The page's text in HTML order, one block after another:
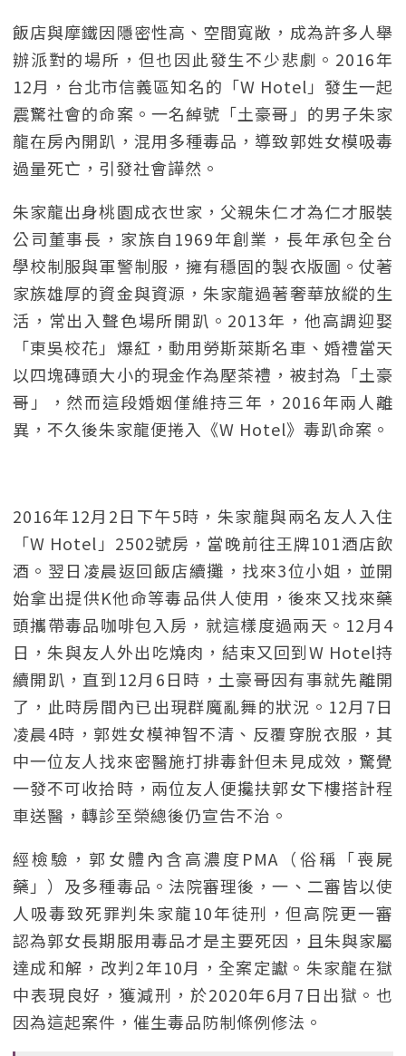
飯店與摩鐵因隱密性高、空間寬敞，成為許多人舉
辦派對的場所，但也因此發生不少悲劇。2016年
12月，台北市信義區知名的「W Hotel」發生一起
震驚社會的命案。一名綽號「土豪哥」的男子朱家
龍在房內開趴，混用多種毒品，導致郭姓女模吸毒
過量死亡，引發社會譁然。
朱家龍出身桃園成衣世家，父親朱仁才為仁才服裝
公司董事長，家族自1969年創業，長年承包全台
學校制服與軍警制服，擁有穩固的製衣版圖。仗著
家族雄厚的資金與資源，朱家龍過著奢華放縱的生
活，常出入聲色場所開趴。2013年，他高調迎娶
「東吳校花」爆紅，動用勞斯萊斯名車、婚禮當天
以四塊磚頭大小的現金作為壓茶禮，被封為「土豪
哥」，然而這段婚姻僅維持三年，2016年兩人離
異，不久後朱家龍便捲入《W Hotel》毒趴命案。
2016年12月2日下午5時，朱家龍與兩名友人入住
「W Hotel」2502號房，當晚前往王牌101酒店飲
酒。翌日凌晨返回飯店續攤，找來3位小姐，並開
始拿出提供K他命等毒品供人使用，後來又找來藥
頭攜帶毒品咖啡包入房，就這樣度過兩天。12月4
日，朱與友人外出吃燒肉，結束又回到W Hotel持
續開趴，直到12月6日時，土豪哥因有事就先離開
了，此時房間內已出現群魔亂舞的狀況。12月7日
凌晨4時，郭姓女模神智不清、反覆穿脫衣服，其
中一位友人找來密醫施打排毒針但未見成效，驚覺
一發不可收拾時，兩位友人便攙扶郭女下樓搭計程
車送醫，轉診至榮總後仍宣告不治。
經檢驗，郭女體內含高濃度PMA（俗稱「喪屍
藥」）及多種毒品。法院審理後，一、二審皆以使
人吸毒致死罪判朱家龍10年徒刑，但高院更一審
認為郭女長期服用毒品才是主要死因，且朱與家屬
達成和解，改判2年10月，全案定讞。朱家龍在獄
中表現良好，獲減刑，於2020年6月7日出獄。也
因為這起案件，催生毒品防制條例修法。